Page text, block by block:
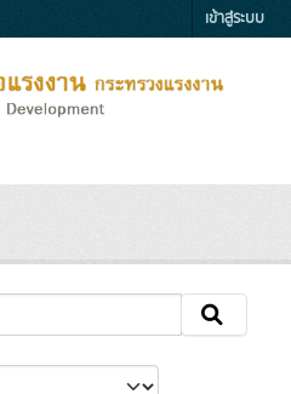
เข้าสู่ระบบ